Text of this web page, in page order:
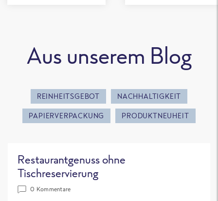
Aus unserem Blog
REINHEITSGEBOT NACHHALTIGKEIT
PAPIERVERPACKUNG PRODUKTNEUHEIT
Restaurantgenuss ohne
Tischreservierung
0 Kommentare